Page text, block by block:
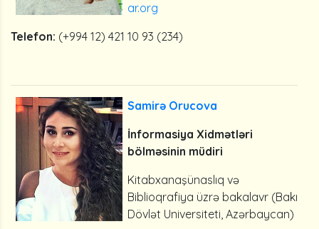
ar.org
Telefon: (+994 12) 421 10 93 (234)
Samirə Orucova
İnformasiya Xidmətləri
bölməsinin müdiri
Kitabxanaşünaslıq və
Biblioqrafiya üzrə bakalavr (Bakı
Dövlət Universiteti, Azərbaycan)